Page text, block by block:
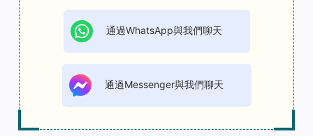
通過WhatsApp與我們聊天
通過Messenger與我們聊天